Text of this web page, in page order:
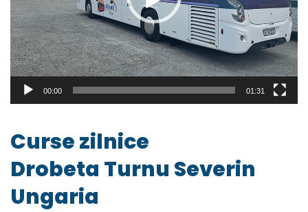
00:00 01:31
Curse zilnice
Drobeta Turnu Severin
Ungaria